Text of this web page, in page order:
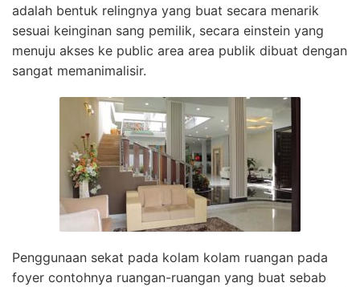
adalah bentuk relingnya yang buat secara menarik
sesuai keinginan sang pemilik, secara einstein yang
menuju akses ke public area area publik dibuat dengan
sangat memanimalisir.
Penggunaan sekat pada kolam kolam ruangan pada
foyer contohnya ruangan-ruangan yang buat sebab